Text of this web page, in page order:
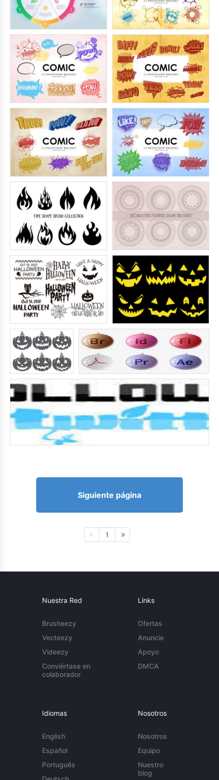
Siguiente página
1
Nuestra Red
Brusheezy
Vecteezy
Videezy
Conviértase en
colaborador
Links
Ofertas
Anuncie
Apoyo
DMCA
Idiomas
English
Español
Português
Nosotros
Nosotros
Equipo
Nuestro
blog